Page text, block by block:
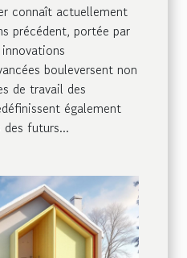
connaît actuellement
précédent, portée par
bouleversent non
de travail des
également
futurs...